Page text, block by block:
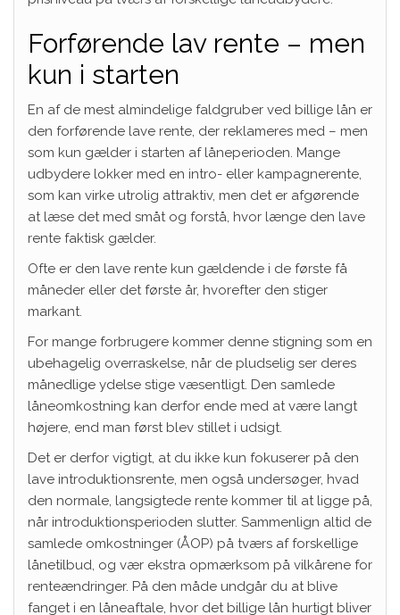
Forførende lav rente – men
kun i starten
En af de mest almindelige faldgruber ved billige lån er
den forførende lave rente, der reklameres med – men
som kun gælder i starten af låneperioden. Mange
udbydere lokker med en intro- eller kampagnerente,
som kan virke utrolig attraktiv, men det er afgørende
at læse det med småt og forstå, hvor længe den lave
rente faktisk gælder.
Ofte er den lave rente kun gældende i de første få
måneder eller det første år, hvorefter den stiger
markant.
For mange forbrugere kommer denne stigning som en
ubehagelig overraskelse, når de pludselig ser deres
månedlige ydelse stige væsentligt. Den samlede
låneomkostning kan derfor ende med at være langt
højere, end man først blev stillet i udsigt.
Det er derfor vigtigt, at du ikke kun fokuserer på den
lave introduktionsrente, men også undersøger, hvad
den normale, langsigtede rente kommer til at ligge på,
når introduktionsperioden slutter. Sammenlign altid de
samlede omkostninger (ÅOP) på tværs af forskellige
lånetilbud, og vær ekstra opmærksom på vilkårene for
renteændringer. På den måde undgår du at blive
fanget i en låneaftale, hvor det billige lån hurtigt bliver